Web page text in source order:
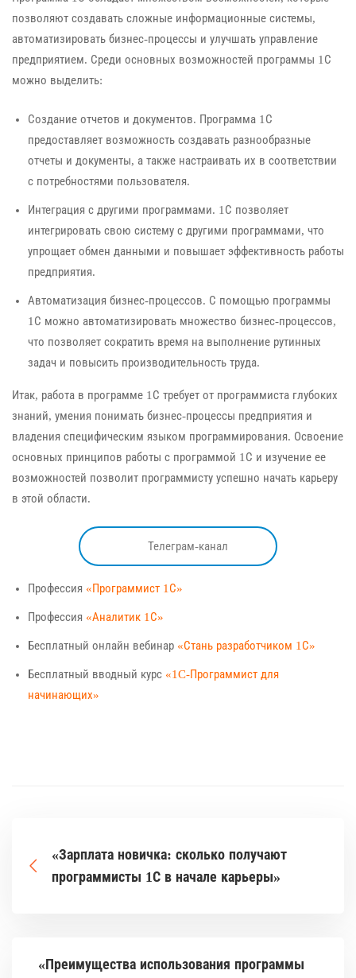
позволяют создавать сложные информационные системы,
автоматизировать бизнес-процессы и улучшать управление
предприятием. Среди основных возможностей программы 1С
можно выделить:
Создание отчетов и документов. Программа 1С
предоставляет возможность создавать разнообразные
отчеты и документы, а также настраивать их в соответствии
с потребностями пользователя.
Интеграция с другими программами. 1С позволяет
интегрировать свою систему с другими программами, что
упрощает обмен данными и повышает эффективность работы
предприятия.
Автоматизация бизнес-процессов. С помощью программы
1С можно автоматизировать множество бизнес-процессов,
что позволяет сократить время на выполнение рутинных
задач и повысить производительность труда.
Итак, работа в программе 1С требует от программиста глубоких
знаний, умения понимать бизнес-процессы предприятия и
владения специфическим языком программирования. Освоение
основных принципов работы с программой 1С и изучение ее
возможностей позволит программисту успешно начать карьеру
в этой области.
Телеграм-канал
Профессия «Программист 1С»
Профессия «Аналитик 1С»
Бесплатный онлайн вебинар «Стань разработчиком 1С»
Бесплатный вводный курс «1C-Программист для
начинающих»
«Зарплата новичка: сколько получают
программисты 1С в начале карьеры»
«Преимущества использования программы